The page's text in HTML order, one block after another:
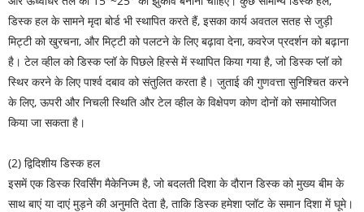
डिस्क हल के सामने मृदा बोर्ड भी स्थापित करते हैं, इसका कार्य अवतल सतह से जुड़ी
मिट्टी को खुरचना, और मिट्टी को पलटने के लिए बढ़ावा देना, कवरेज प्रदर्शन को बढ़ाना
है। टेल व्हील को डिस्क प्लॉ के पिछले हिस्से में स्थापित किया गया है, जो डिस्क प्लॉ को
स्थिर करने के लिए पार्श्व दबाव को संतुलित करता है। जुताई की गुणवत्ता सुनिश्चित करने
के लिए, ऊपरी और निचली स्थिति और टेल व्हील के विक्षेपण कोण दोनों को समायोजित
किया जा सकता है।
(2) द्विदिशीय डिस्क हल
इसमें एक डिस्क रिवर्सिंग मैकेनिज्म है, जो बदलती दिशा के दौरान डिस्क को मुख्य बीम के
साथ बाएं या दाएं मुड़ने की अनुमति देता है, ताकि डिस्क हमेशा प्लॉट के समान दिशा में घूमे।